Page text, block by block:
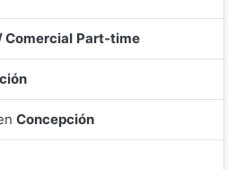
Comercial Part-time
Concepción